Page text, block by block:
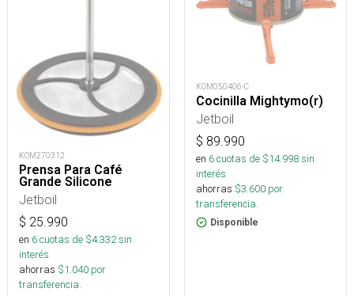
KOM270312
Prensa Para Café
Grande Silicone
Jetboil
$ 25.990
en 6cuotas de $4.332sin
interés
ahorras $1.040 por
transferencia.
KOM050406-C
Cocinilla Mightymo(r)
Jetboil
$ 89.990
en 6cuotas de $14.998sin
interés
ahorras $3.600 por
transferencia.
Disponible